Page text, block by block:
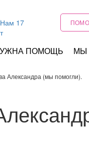
ПОМОЩЬ МЫ
Александра (мы помогли).